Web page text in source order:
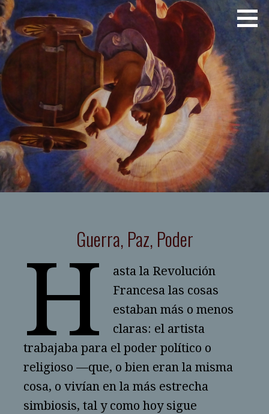
Saltar
al
contenido
JOSE LUIS TELLEZ
Guerra, Paz, Poder
H
asta la Revolución
Francesa las cosas
estaban más o menos
claras: el artista
trabajaba para el poder político o
religioso —que, o bien eran la misma
cosa, o vivían en la más estrecha
simbiosis, tal y como hoy sigue